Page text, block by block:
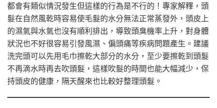
都會有類似情況發生但這樣的行為是不行的！專家解釋，頭
髮在自然風乾時容易使毛髮的水分無法正常蒸發外，頭皮上
的濕氣與水氣也沒有順利排出，導致頭臭機率上升，對身體
狀況也不好很容易引發風濕、偏頭痛等疾病問題產生。建議
洗完頭可以先用毛巾擦乾大部分的水分，至少要擦乾到頭髮
不再滴水時再去吹頭髮，這樣吹髮的時間也能大幅減少，保
持頭皮的健康，隔天醒來也比較好整理頭髮。